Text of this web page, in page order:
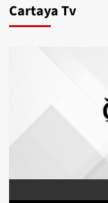
Cartaya Tv